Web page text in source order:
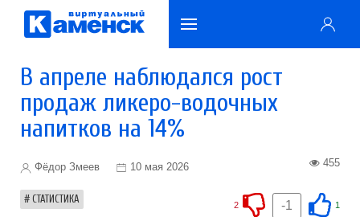
В апреле наблюдался рост
продаж ликеро-водочных
напитков на 14%
Фёдор Змеев 10 мая 2026 455
СТАТИСТИКА 1
-1
2